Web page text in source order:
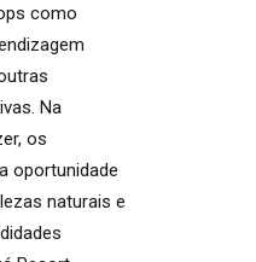
como
Na
os
oportunidade
naturais e